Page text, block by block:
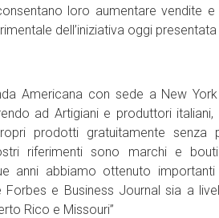
loro aumentare vendite
dell’iniziativa oggi
Americana con sede a New
ad Artigiani e produttori
prodotti gratuitamente
riferimenti sono marchi e
anni abbiamo ottenuto
e Business Journal sia a
Rico e Missouri”